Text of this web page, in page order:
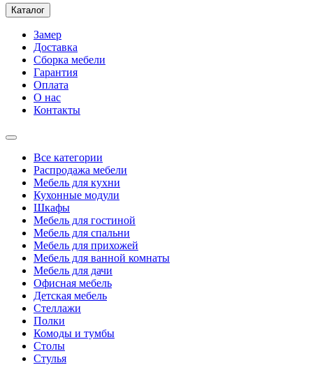
Каталог
Замер
Доставка
Сборка мебели
Гарантия
Оплата
О нас
Контакты
Все категории
Распродажа мебели
Мебель для кухни
Кухонные модули
Шкафы
Мебель для гостиной
Мебель для спальни
Мебель для прихожей
Мебель для ванной комнаты
Мебель для дачи
Офисная мебель
Детская мебель
Стеллажи
Полки
Комоды и тумбы
Столы
Стулья